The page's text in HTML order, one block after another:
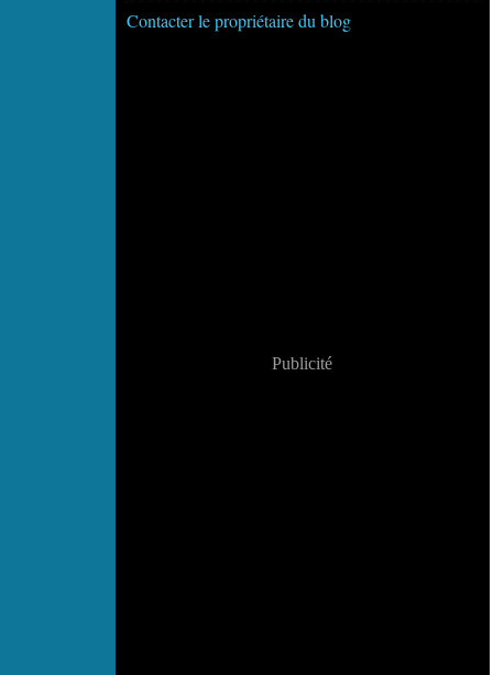
Contacter le propriétaire du blog
Publicité